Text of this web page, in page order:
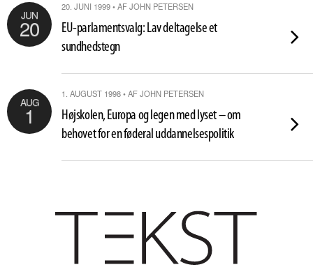
JUN
20
20. JUNI 1999 • AF JOHN PETERSEN
EU-parlamentsvalg: Lav deltagelse et
sundhedstegn
AUG
1
1. AUGUST 1998 • AF JOHN PETERSEN
Højskolen, Europa og legen med lyset – om
behovet for en føderal uddannelsespolitik